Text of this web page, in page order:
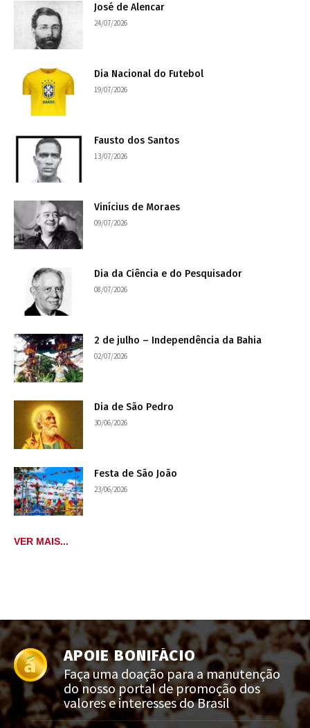
José de Alencar
24/07/2026
Dia Nacional do Futebol
19/07/2026
Fausto dos Santos
13/07/2026
Vinícius de Moraes
09/07/2026
Dia da Ciência e do Pesquisador
08/07/2026
2 de julho – Independência da Bahia
02/07/2026
Dia de São Pedro
30/06/2026
Festa de São João
23/06/2026
VER MAIS...
APOIE BONIFÁCIO
Faça uma doação para a manutenção
do nosso portal de promoção dos
valores e interesses do Brasil